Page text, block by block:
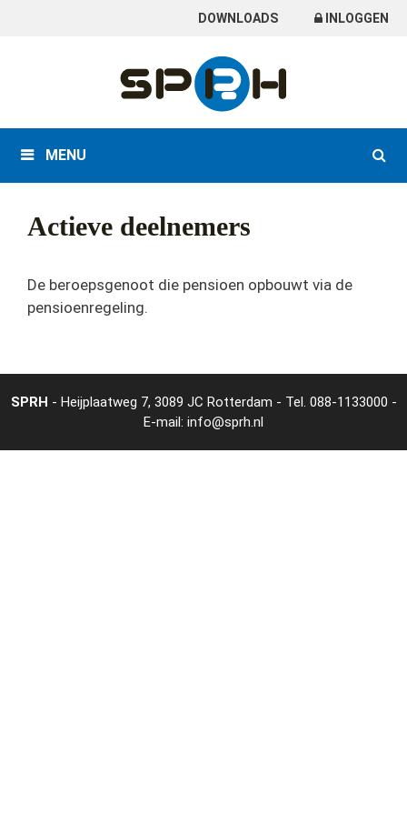
DOWNLOADS INLOGGEN
MENU
Actieve deelnemers
De beroepsgenoot die pensioen opbouwt via de
pensioenregeling.
SPRH - Heijplaatweg 7, 3089 JC Rotterdam - Tel. 088-1133000 -
E-mail: info@sprh.nl